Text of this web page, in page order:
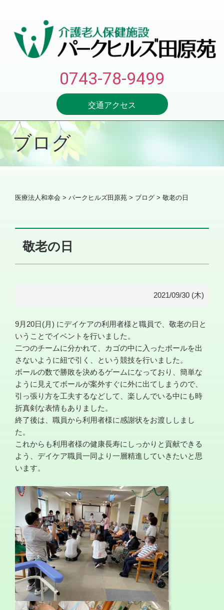
0743-78-9499
交通アクセス
ブログ
医療法人和幸会 > パークヒルズ田原苑 > ブログ > 敬老の日
敬老の日
2021/09/30 (木)
9月20日(月) にデイケアの利用者様と職員で、敬老の日と
いうことでイベントを行いました。
二つのチームに分かれて、カゴの中に入ったボールを出
さないように紐で引く、という競技を行いました。
ボールの数で勝敗を決めるゲームになっており、簡単な
ように見えてボールが案外すぐに外に出てしまうので、
引っ張り方を工夫するなどして、楽しんでいる中にも時
折真剣な表情もありました。
終了後は、職員から利用者様に感謝状をお渡ししまし
た。
これからも利用者様の健康長寿にしっかりと貢献できる
よう、デイケア職員一同より一層精進していきたいと思
います。